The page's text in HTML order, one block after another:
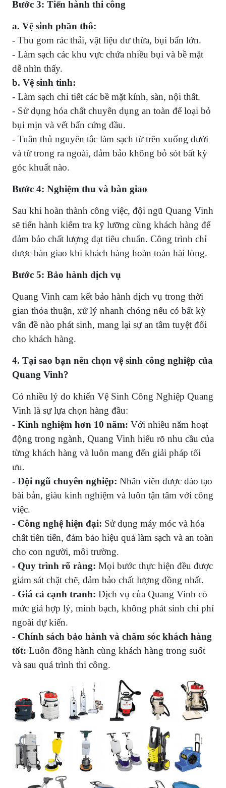
Bước 3: Tiến hành thi công
a. Vệ sinh phần thô:
- Thu gom rác thải, vật liệu dư thừa, bụi bẩn lớn.
- Làm sạch các khu vực chứa nhiều bụi và bề mặt
dễ nhìn thấy.
b. Vệ sinh tinh:
- Làm sạch chi tiết các bề mặt kính, sàn, nội thất.
- Sử dụng hóa chất chuyên dụng an toàn để loại bỏ
bụi mịn và vết bẩn cứng đầu.
- Tuân thủ nguyên tắc làm sạch từ trên xuống dưới
và từ trong ra ngoài, đảm bảo không bỏ sót bất kỳ
góc khuất nào.
Bước 4: Nghiệm thu và bàn giao
Sau khi hoàn thành công việc, đội ngũ Quang Vinh
sẽ tiến hành kiểm tra kỹ lưỡng cùng khách hàng để
đảm bảo chất lượng đạt tiêu chuẩn. Công trình chỉ
được bàn giao khi khách hàng hoàn toàn hài lòng.
Bước 5: Bảo hành dịch vụ
Quang Vinh cam kết bảo hành dịch vụ trong thời
gian thỏa thuận, xử lý nhanh chóng nếu có bất kỳ
vấn đề nào phát sinh, mang lại sự an tâm tuyệt đối
cho khách hàng.
4. Tại sao bạn nên chọn vệ sinh công nghiệp của
Quang Vinh?
Có nhiều lý do khiến Vệ Sinh Công Nghiệp Quang
Vinh là sự lựa chọn hàng đầu:
- Kinh nghiệm hơn 10 năm: Với nhiều năm hoạt
động trong ngành, Quang Vinh hiểu rõ nhu cầu của
từng khách hàng và luôn mang đến giải pháp tối
ưu.
- Đội ngũ chuyên nghiệp: Nhân viên được đào tạo
bài bản, giàu kinh nghiệm và luôn tận tâm với công
việc.
- Công nghệ hiện đại: Sử dụng máy móc và hóa
chất tiên tiến, đảm bảo hiệu quả làm sạch và an toàn
cho con người, môi trường.
- Quy trình rõ ràng: Mọi bước thực hiện đều được
giám sát chặt chẽ, đảm bảo chất lượng đồng nhất.
- Giá cả cạnh tranh: Dịch vụ của Quang Vinh có
mức giá hợp lý, minh bạch, không phát sinh chi phí
ngoài dự kiến.
- Chính sách bảo hành và chăm sóc khách hàng
tốt: Luôn đồng hành cùng khách hàng trong suốt
và sau quá trình thi công.